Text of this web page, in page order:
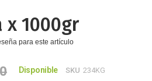
x 1000gr
para este artículo
Disponible SKU 234KG